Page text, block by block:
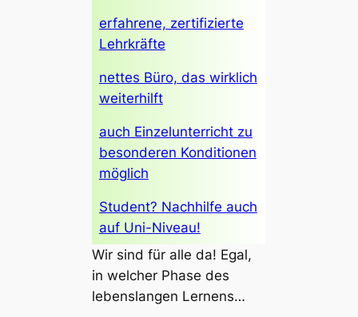
erfahrene, zertifizierte
Lehrkräfte
nettes Büro, das wirklich
weiterhilft
auch Einzelunterricht zu
besonderen Konditionen
möglich
Student? Nachhilfe auch
auf Uni-Niveau!
Wir sind für alle da! Egal,
in welcher Phase des
lebenslangen Lernens…